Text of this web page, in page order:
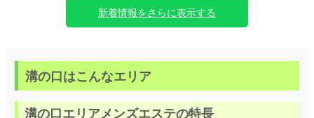
新着情報をさらに表示する
溝の口はこんなエリア
溝の口エリアメンズエステの特長